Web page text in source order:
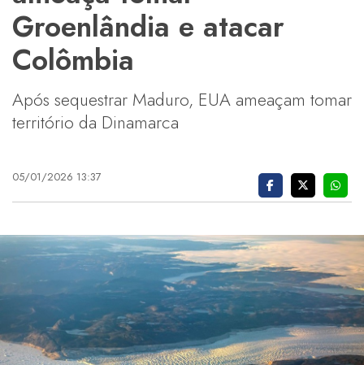
Groenlândia e atacar
Colômbia
Após sequestrar Maduro, EUA ameaçam tomar
território da Dinamarca
05/01/2026 13:37